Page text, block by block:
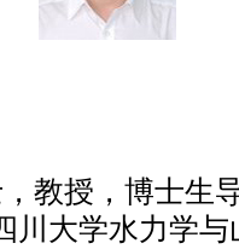
教授，博士生
川大学水力学